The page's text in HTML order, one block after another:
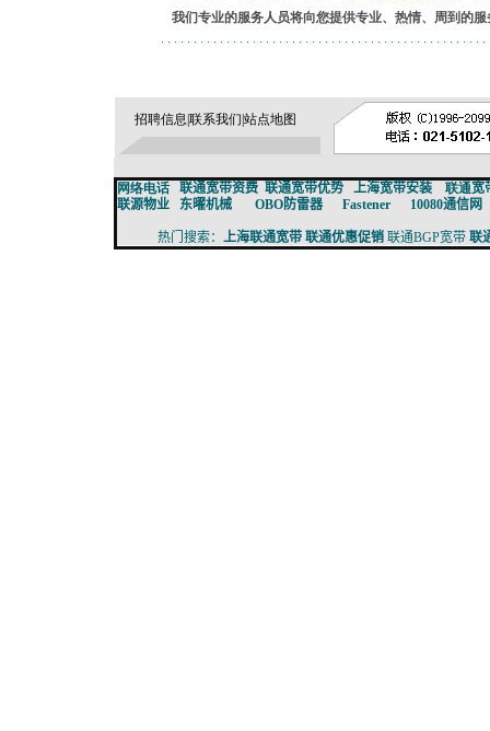
我们专业的服务人员将向您提供专业、热情、周到的服
招聘信息 联系我们 站点地图
网络电话 联通宽带资费 联通宽带优势 上海宽带安装 联通宽
联源物业
东曜机械 OBO防雷器 Fastener
10080通信网
热门搜索： 上海联通宽带 联通优惠促销 联通BGP宽带 联